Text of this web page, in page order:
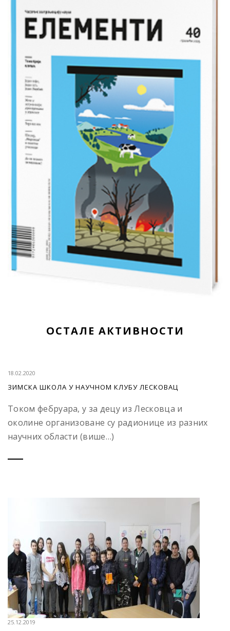
ОСТАЛЕ АКТИВНОСТИ
18.02.2020
ЗИМСКА ШКОЛА У НАУЧНОМ КЛУБУ ЛЕСКОВАЦ
Током фебруара, у за децу из Лесковца и
околине организоване су радионице из разних
научних области (више…)
25.12.2019